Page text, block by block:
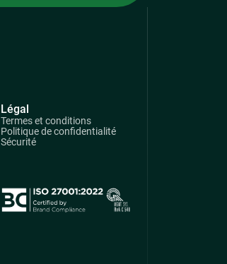
Légal
Termes et conditions
Politique de confidentialité
Sécurité